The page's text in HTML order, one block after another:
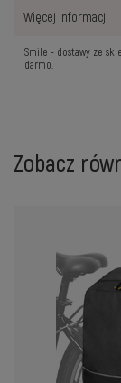
Więcej informacji
Smile - dostawy ze
darmo.
Zobacz